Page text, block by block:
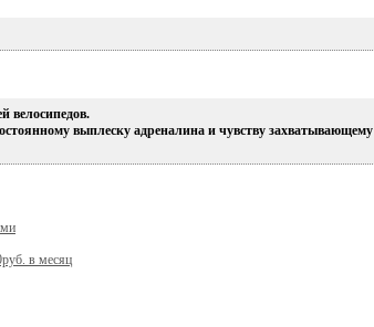
велосипедов.
выплеску адреналина и чувству захватывающему
в месяц